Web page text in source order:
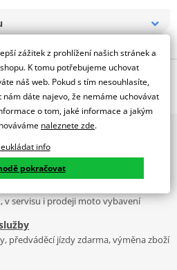
motoru na trhu. Inženýři v
které chrání motor před
ochrany je použita
s kovovými částmi vyrobenými
krytůminimalistický, high-
funkčnosti.
servis, oblečení, doplňky i náhradní
Liberci
v servisu i prodeji moto vybavení
předváděcí jízdy zdarma, výměna zboží
zážitek z prohlížení našich stránek a
K tomu potřebujeme uchovat
náš web. Pokud s tím nesouhlasíte,
dáte najevo, že nemáme uchovávat
o tom, jaké informace a jakým
naleznete zde.
info
pokračovat